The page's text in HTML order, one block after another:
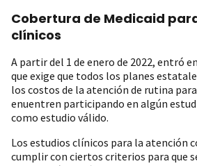
Cobertura de Medicaid
clínicos
A partir del 1 de enero de 2022, entró
que exige que todos los planes
los costos de la atención de rutina
enuentren participando en algún
como estudio válido.
Los estudios clínicos para la atención
cumplir con ciertos criterios para que